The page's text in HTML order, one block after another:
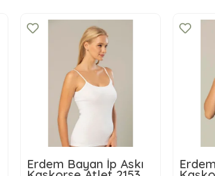
Erdem Bayan İp Askı